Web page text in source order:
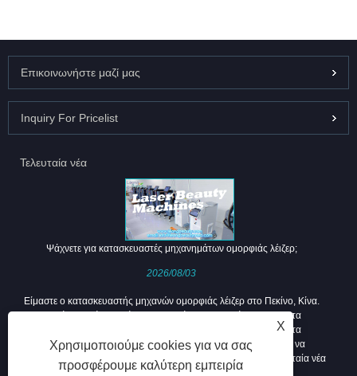
Επικοινωνήστε μαζί μας
Inquiry For Pricelist
Τελευταία νέα
Ψάχνετε για κατασκευαστές μηχανημάτων ομορφιάς λέιζερ;
2026/08/03
Είμαστε ο κατασκευαστής μηχανών ομορφιάς λέιζερ στο Πεκίνο, Κίνα.
Παράγουμε όλα τα είδη μηχανημάτων ομορφιάς laser. Και τα
μηχανήματα ομορφιάς λέιζερ μπορούν να αντιμετωπίσουν τα
περισσότερα από τα δερματικά προβλήματα. Καλώς ήρθατε να
ακολουθήσετε ένα επικοινωνήστε μαζί μας για να λάβετε τα τελευταία νέα
για τις προσφορές και τις καλύτερες τιμές.
X
Χρησιμοποιούμε cookies για να σας
προσφέρουμε καλύτερη εμπειρία